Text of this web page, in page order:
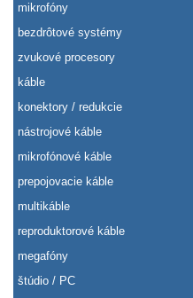
mikrofóny
bezdrôtové systémy
zvukové procesory
káble
konektory / redukcie
nástrojové káble
mikrofónové káble
prepojovacie káble
multikáble
reproduktorové káble
megafóny
štúdio / PC